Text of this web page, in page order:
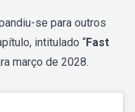
se para outros
intitulado “Fast
março de 2028.